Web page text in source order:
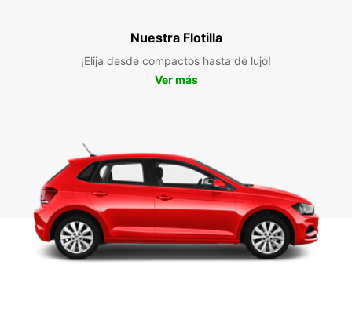
Nuestra Flotilla
¡Elija desde compactos hasta de lujo!
Ver más